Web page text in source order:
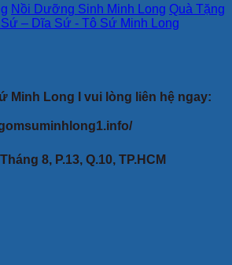
Nồi Dưỡng Sinh Minh Long Quà Tặng
Sứ – Dĩa Sứ - Tô Sứ Minh Long
Minh Long I vui lòng liên hệ ngay:
8, P.13, Q.10, TP.HCM